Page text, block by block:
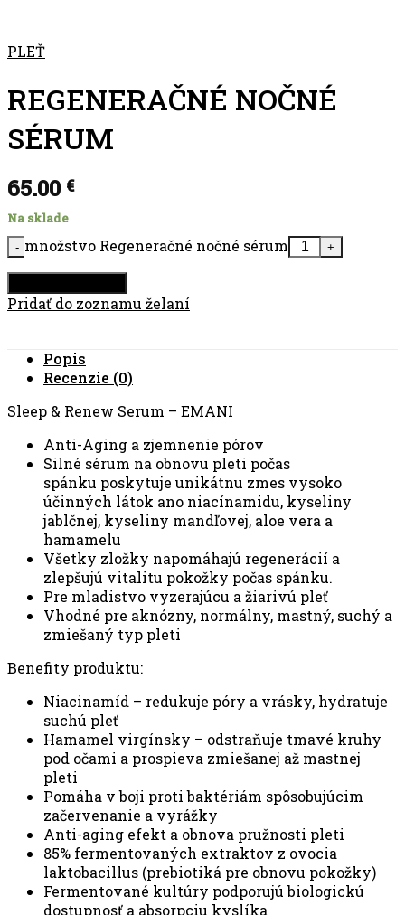
PLEŤ
REGENERAČNÉ NOČNÉ
SÉRUM
65.00 €
Na sklade
množstvo Regeneračné nočné sérum
Pridať do zoznamu želaní
Popis
Recenzie (0)
Sleep & Renew Serum – EMANI
Anti-Aging a zjemnenie pórov
Silné sérum na obnovu pleti počas
spánku poskytuje unikátnu zmes vysoko
účinných látok ano niacínamidu, kyseliny
jablčnej, kyseliny mandľovej, aloe vera a
hamamelu
Všetky zložky napomáhajú regenerácií a
zlepšujú vitalitu pokožky počas spánku.
Pre mladistvo vyzerajúcu a žiarivú pleť
Vhodné pre aknózny, normálny, mastný, suchý a
zmiešaný typ pleti
Benefity produktu:
Niacinamíd – redukuje póry a vrásky, hydratuje
suchú pleť
Hamamel virgínsky – odstraňuje tmavé kruhy
pod očami a prospieva zmiešanej až mastnej
pleti
Pomáha v boji proti baktériám spôsobujúcim
začervenanie a vyrážky
Anti-aging efekt a obnova pružnosti pleti
85% fermentovaných extraktov z ovocia
laktobacillus (prebiotiká pre obnovu pokožky)
Fermentované kultúry podporujú biologickú
dostupnosť a absorpciu kyslíka